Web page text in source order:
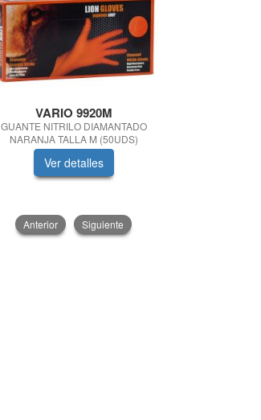
VARIO 9920M
GUANTE NITRILO DIAMANTADO
NARANJA TALLA M (50UDS)
Ver detalles
Anterior Siguiente